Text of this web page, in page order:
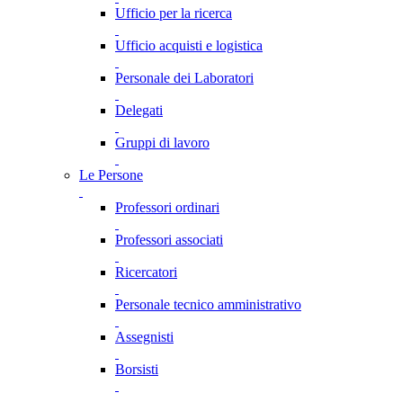
Ufficio per la ricerca
Ufficio acquisti e logistica
Personale dei Laboratori
Delegati
Gruppi di lavoro
Le Persone
Professori ordinari
Professori associati
Ricercatori
Personale tecnico amministrativo
Assegnisti
Borsisti